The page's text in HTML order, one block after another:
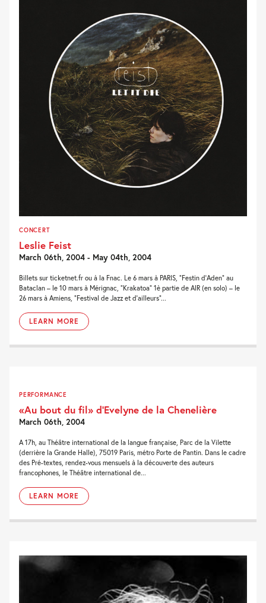
CONCERT
Leslie Feist
March 06th, 2004 - May 04th, 2004
Billets sur ticketnet.fr ou à la Fnac. Le 6 mars à PARIS, “Festin d’Aden” au
Bataclan – le 10 mars à Mérignac, “Krakatoa” 1è partie de AIR (en solo) – le
26 mars à Amiens, “Festival de Jazz et d’ailleurs”...
LEARN MORE
PERFORMANCE
«Au bout du fil» d’Evelyne de la Chenelière
March 06th, 2004
A 17h, au Théâtre international de la langue française, Parc de la Vilette
(derrière la Grande Halle), 75019 Paris, métro Porte de Pantin. Dans le cadre
des Pré-textes, rendez-vous mensuels à la découverte des auteurs
francophones, le Théâtre international de...
LEARN MORE